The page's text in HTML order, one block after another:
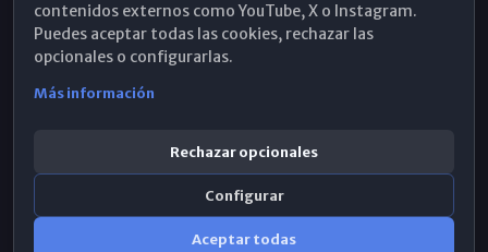
WhatsApp
contenidos externos como YouTube, X o Instagram.
Puedes aceptar todas las cookies, rechazar las
opcionales o configurarlas.
Más información
Rechazar opcionales
Configurar
Aceptar todas